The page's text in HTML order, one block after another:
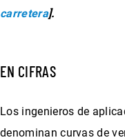
carretera].
EN CIFRAS
Los ingenieros de
denominan curvas de